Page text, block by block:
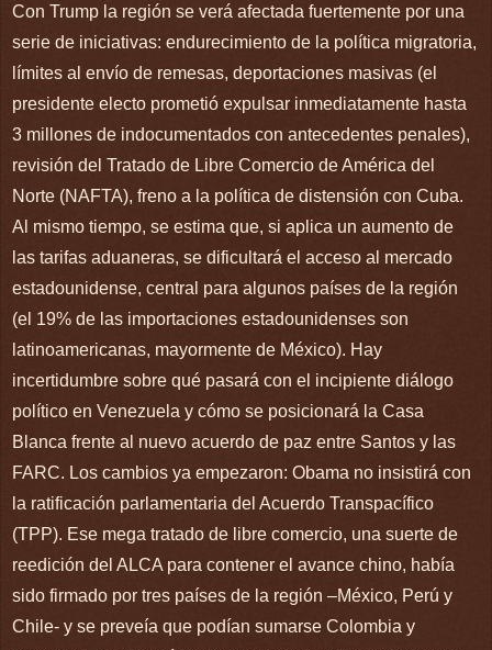
Con Trump la región se verá afectada fuertemente por una
serie de iniciativas: endurecimiento de la política migratoria,
límites al envío de remesas, deportaciones masivas (el
presidente electo prometió expulsar inmediatamente hasta
3 millones de indocumentados con antecedentes penales),
revisión del Tratado de Libre Comercio de América del
Norte (NAFTA), freno a la política de distensión con Cuba.
Al mismo tiempo, se estima que, si aplica un aumento de
las tarifas aduaneras, se dificultará el acceso al mercado
estadounidense, central para algunos países de la región
(el 19% de las importaciones estadounidenses son
latinoamericanas, mayormente de México). Hay
incertidumbre sobre qué pasará con el incipiente diálogo
político en Venezuela y cómo se posicionará la Casa
Blanca frente al nuevo acuerdo de paz entre Santos y las
FARC. Los cambios ya empezaron: Obama no insistirá con
la ratificación parlamentaria del Acuerdo Transpacífico
(TPP). Ese mega tratado de libre comercio, una suerte de
reedición del ALCA para contener el avance chino, había
sido firmado por tres países de la región –México, Perú y
Chile- y se preveía que podían sumarse Colombia y